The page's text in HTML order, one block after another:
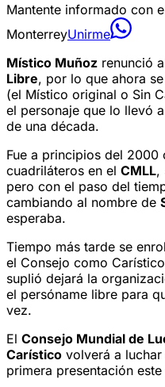
Mantente informado con
MonterreyUnirme
Místico Muñoz renunció
Libre, por lo que ahora
(el Místico original o Sin
el personaje que lo llevó
de una década.
Fue a principios del 2000
cuadriláteros en el CMLL,
pero con el paso del
cambiando al nombre de
esperaba.
Tiempo más tarde se
el Consejo como
suplió dejará la
el persóname libre para
vez.
El Consejo Mundial de
Carístico volverá a
primera presentación